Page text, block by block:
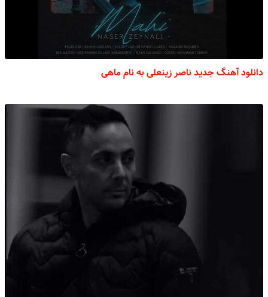
دانلود آهنگ جدید ناصر زینعلی به نام ماهی